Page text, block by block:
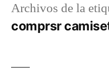
Archivos de la
comprsr